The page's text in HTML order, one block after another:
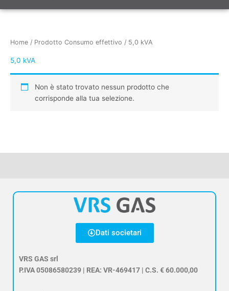
Home / Prodotto Consumo effettivo / 5,0 kVA
5,0 kVA
Non è stato trovato nessun prodotto che
corrisponde alla tua selezione.
Dati societari
VRS GAS srl
P.IVA 05086580239 | REA: VR-469417 | C.S. € 60.000,00